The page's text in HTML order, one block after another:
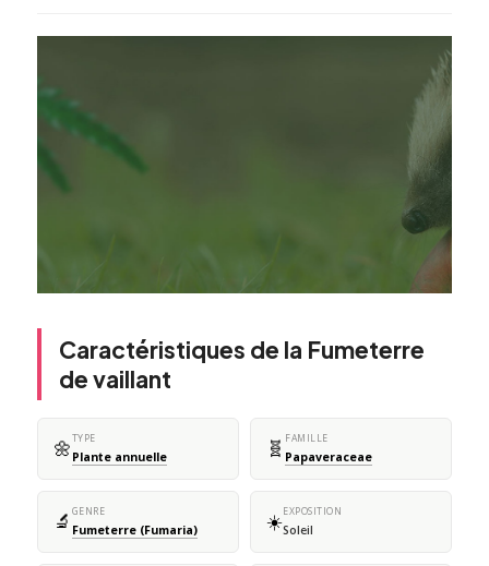
Caractéristiques de la Fumeterre
de vaillant
🌼TYPE
Plante annuelle 🧬 FAMILLE
Papaveraceae
🔬 GENRE
Fumeterre (Fumaria) ☀️EXPOSITION
Soleil